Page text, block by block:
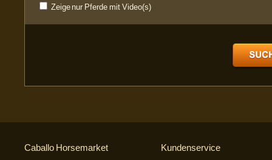
Zeige nur Pferde mit Video(s)
Caballo Horsemarket Kundenservice